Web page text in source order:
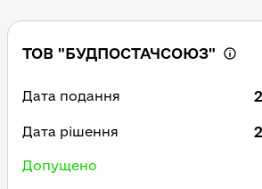
ТОВ "БУДПОСТАЧСОЮЗ"
Дата подання
Дата рішення
Допущено